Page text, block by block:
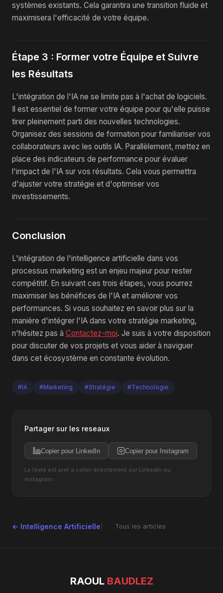
systèmes existants. Cela garantira une transition fluide et
maximisera l'efficacité de votre équipe.
Étape 3 : Former votre Équipe et Suivre
les Résultats
L'intégration de l'IA ne se limite pas à l'achat de logiciels.
Il est essentiel de former votre équipe pour qu'elle puisse
tirer pleinement parti des nouvelles technologies.
Organisez des sessions de formation pour familiariser vos
collaborateurs avec les outils IA. Parallèlement, mettez en
place des indicateurs de performance pour évaluer
l'impact de l'IA sur vos résultats. Cela vous permettra
d'ajuster votre stratégie et d'optimiser vos
investissements.
Conclusion
L'intégration de l'intelligence artificielle dans vos
processus marketing est un enjeu majeur pour rester
compétitif. En suivant ces trois étapes, vous pourrez
maximiser les bénéfices de l'IA et améliorer vos
performances. Si vous souhaitez en savoir plus sur la
manière d'intégrer l'IA dans votre stratégie marketing,
n'hésitez pas à Contactez-moi. Je suis à votre disposition
pour discuter de vos projets et vous aider à naviguer
dans cet écosystème en constante évolution.
#IA #Marketing #Stratégie #Technologie
Partager sur les reseaux
Copier pour LinkedIn Copier pour Instagram
Le texte est pret a coller directement sur LinkedIn ou
Instagram.
← Intelligence Artificielle Tous les articles
RAOUL BAUDLEZ